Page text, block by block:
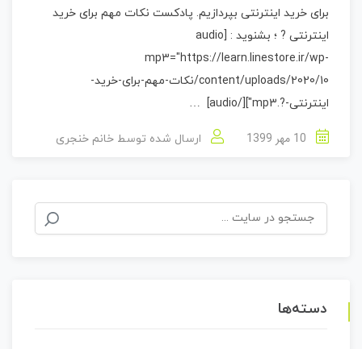
برای خرید اینترنتی بپردازیم. پادکست نکات مهم برای خرید
اینترنتی ? ؛ بشنوید : [audio
mp3="https://learn.linestore.ir/wp-
content/uploads/2020/10/نکات-مهم-برای-خرید-
اینترنتی-?.mp3"][/audio] …
ارسال شده توسط خانم خنجری
جستجو
برای:
دسته‌ها